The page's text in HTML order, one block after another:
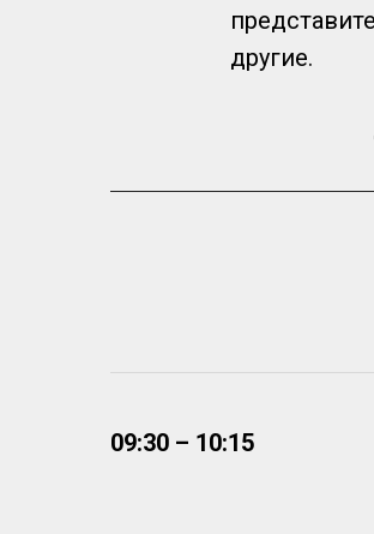
другие.
09:30 – 10:15